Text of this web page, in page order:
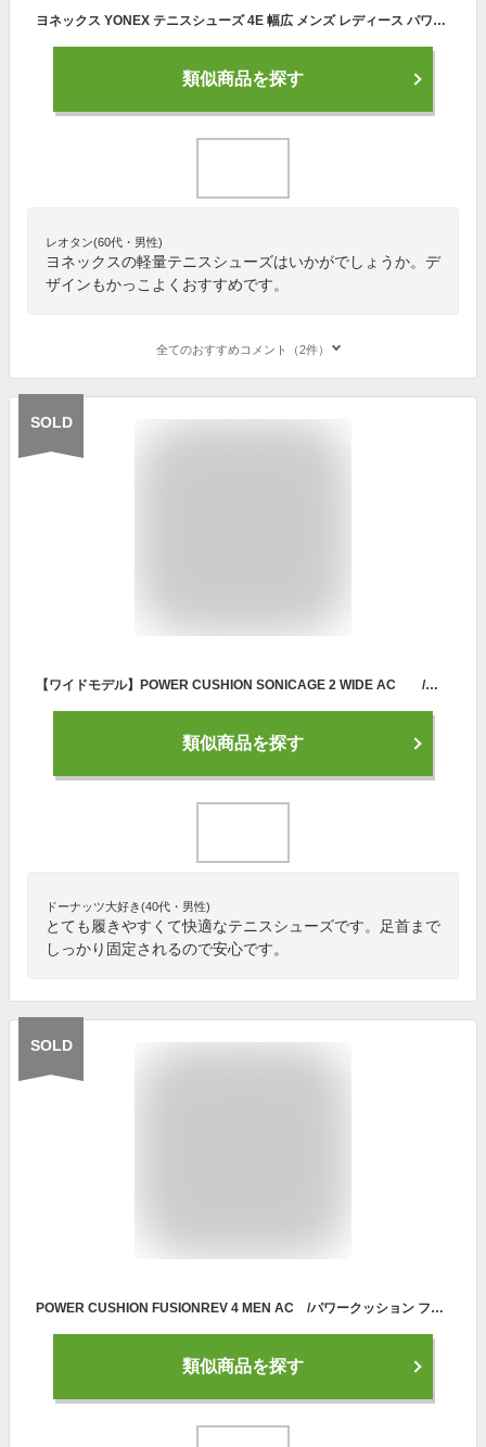
ヨネックス YONEX テニスシューズ 4E 幅広 メンズ レディース パワークッションチームAC ワイド POWER CUSHION TEAM AC オールコート用 SHTTWAC-656
類似商品を探す
レオタン(60代・男性)
ヨネックスの軽量テニスシューズはいかがでしょうか。デ
ザインもかっこよくおすすめです。
全てのおすすめコメント（2件）
SOLD
【ワイドモデル】POWER CUSHION SONICAGE 2 WIDE AC /パワークッションソニケージ 2 WIDE AC【YONEXテニスシューズ】SHTS2WAC-542
類似商品を探す
ドーナッツ大好き(40代・男性)
とても履きやすくて快適なテニスシューズです。足首まで
しっかり固定されるので安心です。
SOLD
POWER CUSHION FUSIONREV 4 MEN AC /パワークッション フュージョンレブ4メンAC【YONEXテニスシューズ】SHTF4MAC-319
類似商品を探す